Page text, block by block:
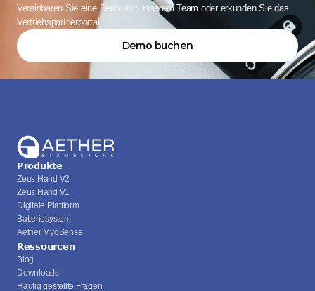
Vereinbaren Sie eine Demo mit unserem Team oder erkunden Sie das
Vertriebspartnerportal
Demo buchen
Produkte
Zeus Hand V2
Zeus Hand V1
Digitale Plattform
Batteriesystem
Aether MyoSense
Ressourcen
Blog
Downloads
Häufig gestellte Fragen